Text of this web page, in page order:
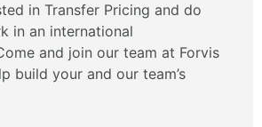
in Transfer Pricing and do
in an international
and join our team at Forvis
build your and our team’s